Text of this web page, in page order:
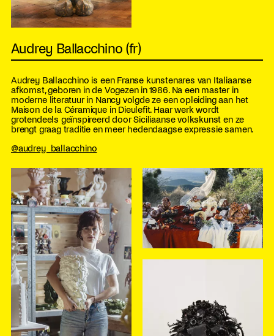
Audrey Ballacchino (fr)
Audrey Ballacchino is een Franse kunstenares van Italiaanse
afkomst, geboren in de Vogezen in 1986. Na een master in
moderne literatuur in Nancy volgde ze een opleiding aan het
Maison de la Céramique in Dieulefit. Haar werk wordt
grotendeels geïnspireerd door Siciliaanse volkskunst en ze
brengt graag traditie en meer hedendaagse expressie samen.
@audrey_ballacchino